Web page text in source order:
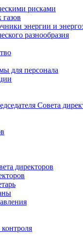
рисками
энергии и
разнообразия
для персонала
Совета
директоров